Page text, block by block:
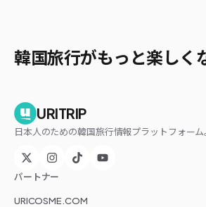
韓国旅行がもっと楽しく
URITRIP
日本人のための韓国旅行情報プラットフォーム
パートナー
URICOSME.COM